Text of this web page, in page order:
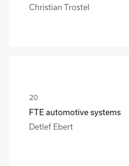
Christian Trostel
FTE automotive systems
Detlef Ebert